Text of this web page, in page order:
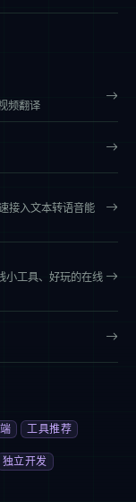
频翻译
接入文本转语音能
小工具、好玩的在线
工具推荐
独立开发